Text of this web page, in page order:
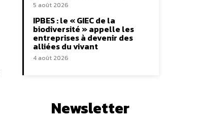
5 août 2026
IPBES : le « GIEC de la
biodiversité » appelle les
entreprises à devenir des
alliées du vivant
4 août 2026
Newsletter